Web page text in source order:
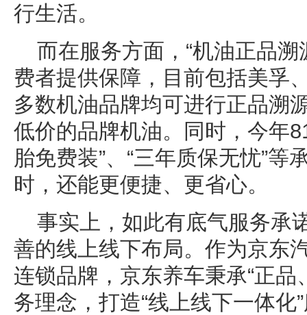
行生活。
而在服务方面，“机油正品
费者提供保障，目前包括美孚
多数机油品牌均可进行正品溯
低价的品牌机油。同时，今年
胎免费装”、“三年质保无忧”等
时，还能更便捷、更省心。
事实上，如此有底气服务承
善的线上线下布局。作为京东
连锁品牌，京东养车秉承“正品
务理念，打造“线上线下一体化